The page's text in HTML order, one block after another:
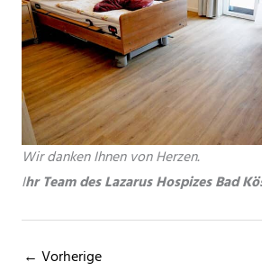
Wir danken Ihnen von Herzen.
Ihr Team des Lazarus Hospizes Bad
← Vorherige